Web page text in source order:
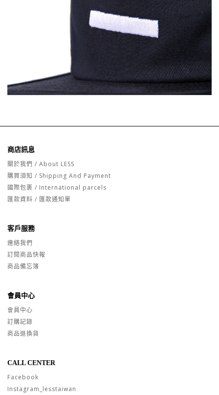
商店訊息
關於我們 / About LESS
購買須知 / Shipping And Payment
國際包裹 / International parcels
匯款資料 / 匯款通知單
客戶服務
連絡我們
訂閱商品快報
商品備忘簿
會員中心
會員中心
訂購記錄
商品退換貨
CALL CENTER
Facebook
Instagram_lesstaiwan